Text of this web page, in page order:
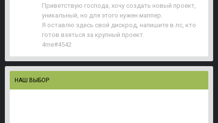
Приветствую господа, хочу создать новый проект,
уникальный, но для этого нужен маппер.
Я оставлю здесь свой дискрод, напишите в лс, кто
готов взяться за крупный проект.
4me#4542
НАШ ВЫБОР